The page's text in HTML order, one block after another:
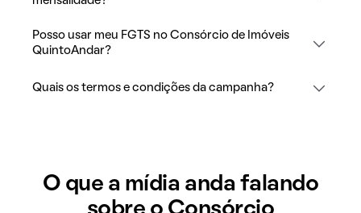
Posso usar meu FGTS no Consórcio de Imóveis
QuintoAndar?
Quais os termos e condições da campanha?
O que a mídia anda falando